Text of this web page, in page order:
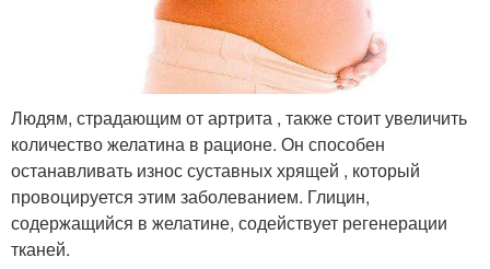
Людям, страдающим от артрита , также стоит увеличить
количество желатина в рационе. Он способен
останавливать износ суставных хрящей , который
провоцируется этим заболеванием. Глицин,
содержащийся в желатине, содействует регенерации
тканей.